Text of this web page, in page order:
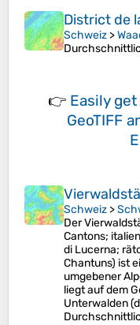
District de
Schweiz >
👉 Easily get
GeoTIFF
Schweiz >
Der
Cantons;
di Lucerna;
Chantuns) ist
umgebener
liegt auf dem
Unterwalden